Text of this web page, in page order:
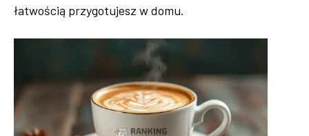
łatwością przygotujesz w domu.